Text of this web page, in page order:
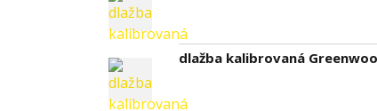
dlažba kalibrovaná